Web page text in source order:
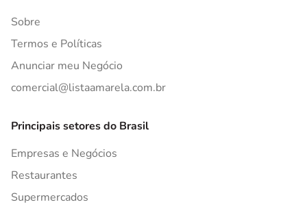
Sobre
Termos e Políticas
Anunciar meu Negócio
comercial@listaamarela.com.br
Principais setores do Brasil
Empresas e Negócios
Restaurantes
Supermercados